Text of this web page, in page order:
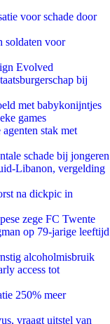
voor schade door
soldaten voor
Evolved
bij
met babykonijntjes
games
stak met
schade bij jongeren
Libanon, vergelding
na dickpic in
zege FC Twente
op 79-jarige leeftijd
alcoholmisbruik
access tot
250% meer
vraagt uitstel van